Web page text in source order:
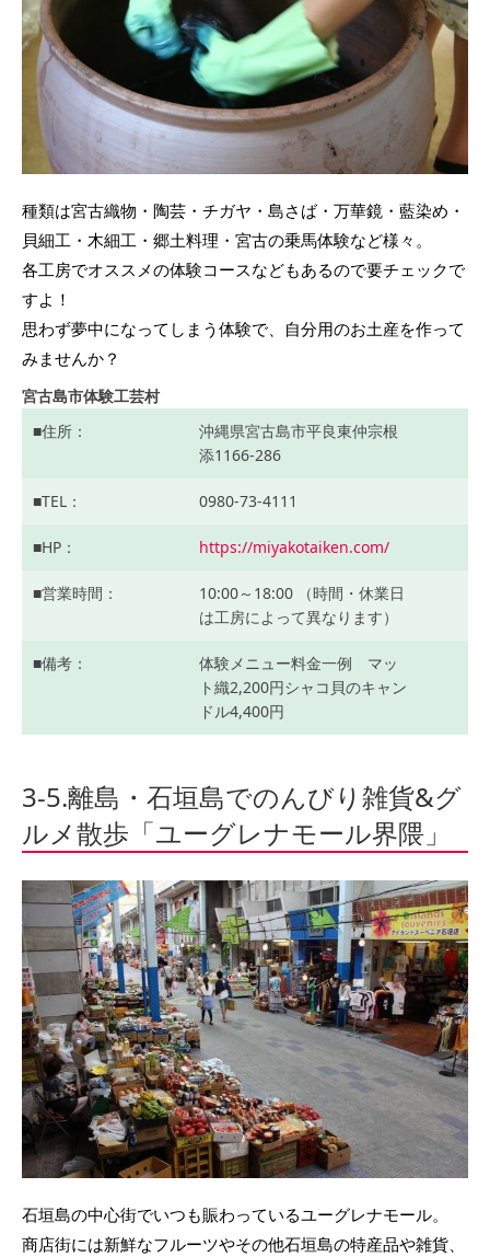
種類は宮古織物・陶芸・チガヤ・島さば・万華鏡・藍染め・
貝細工・木細工・郷土料理・宮古の乗馬体験など様々。
各工房でオススメの体験コースなどもあるので要チェックで
すよ！
思わず夢中になってしまう体験で、自分用のお土産を作って
みませんか？
宮古島市体験工芸村
住所
沖縄県宮古島市平良東仲宗根
添1166-286
TEL 0980-73-4111
HP https://miyakotaiken.com/
営業時間
10:00～18:00 （時間・休業日
は工房によって異なります）
備考
体験メニュー料金一例 マッ
ト織2,200円シャコ貝のキャン
ドル4,400円
3-5.離島・石垣島でのんびり雑貨&グ
ルメ散歩「ユーグレナモール界隈」
石垣島の中心街でいつも賑わっているユーグレナモール。
商店街には新鮮なフルーツやその他石垣島の特産品や雑貨、